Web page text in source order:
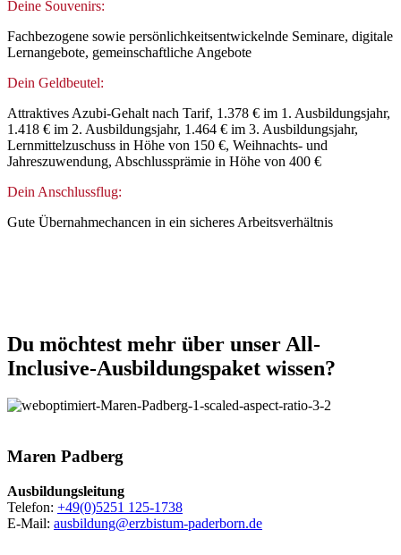
Deine Souvenirs:
Fachbezogene sowie persönlichkeitsentwickelnde Seminare, digitale
Lernangebote, gemeinschaftliche Angebote
Dein Geldbeutel:
Attraktives Azubi-Gehalt nach Tarif, 1.378 € im 1. Ausbildungsjahr,
1.418 € im 2. Ausbildungsjahr, 1.464 € im 3. Ausbildungsjahr,
Lernmittelzuschuss in Höhe von 150 €, Weihnachts- und
Jahreszuwendung, Abschlussprämie in Höhe von 400 €
Dein Anschlussflug:
Gute Übernahmechancen in ein sicheres Arbeitsverhältnis
Du möchtest mehr über unser All-
Inclusive-Ausbildungspaket wissen?
Maren Padberg
Ausbildungsleitung
Telefon: +49(0)5251 125-1738
E-Mail: ausbildung@erzbistum-paderborn.de